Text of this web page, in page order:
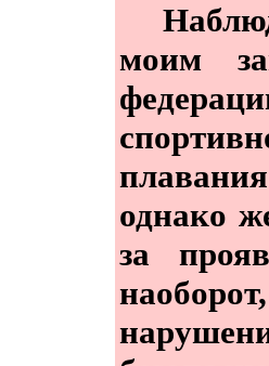
моим
однако
за